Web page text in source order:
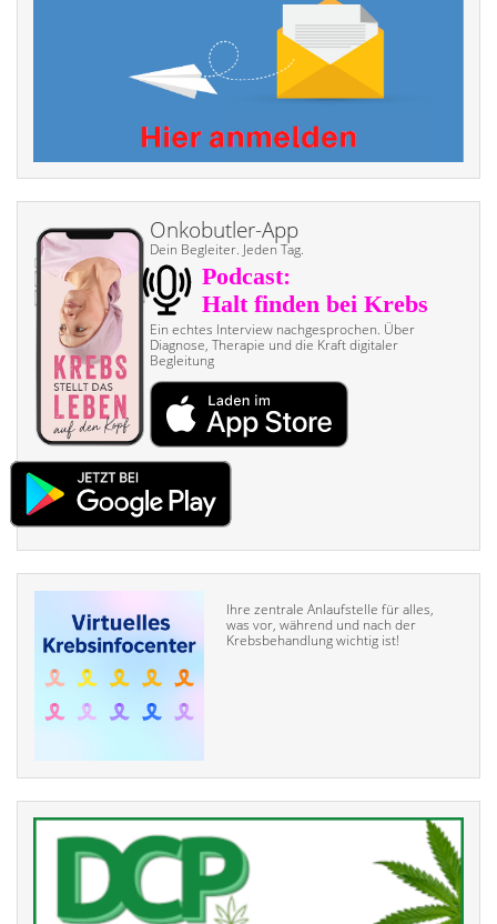
Onkobutler-App
Dein Begleiter. Jeden Tag.
Ein echtes Interview nach­gesprochen. Über
Diagnose, Therapie und die Kraft digitaler
Begleitung
Ihre zentrale Anlaufstelle für alles,
was vor, während und nach der
Krebsbehandlung wichtig ist!